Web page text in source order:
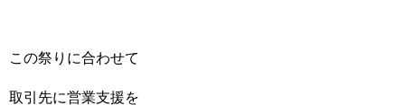
この祭りに合わせて
取引先に営業支援を